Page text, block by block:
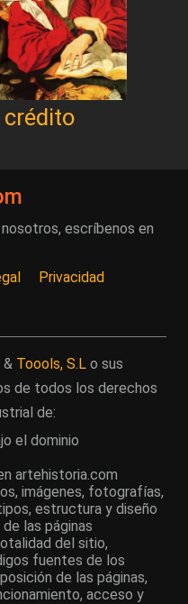
crédito
escríbenos en
Privacidad
& Toools, S.L o sus
de todos los derechos
de:
el dominio
artehistoria.com
imágenes, fotografías,
estructura y diseño
las páginas
del sitio,
fuentes de los
de las páginas,
acceso y